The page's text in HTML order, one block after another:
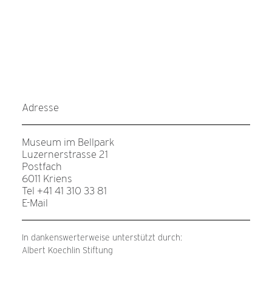
Adresse
Museum im Bellpark
Luzernerstrasse 21
Postfach
6011 Kriens
Tel +41 41 310 33 81
E-Mail
In dankenswerterweise unterstützt durch:
Albert Koechlin Stiftung